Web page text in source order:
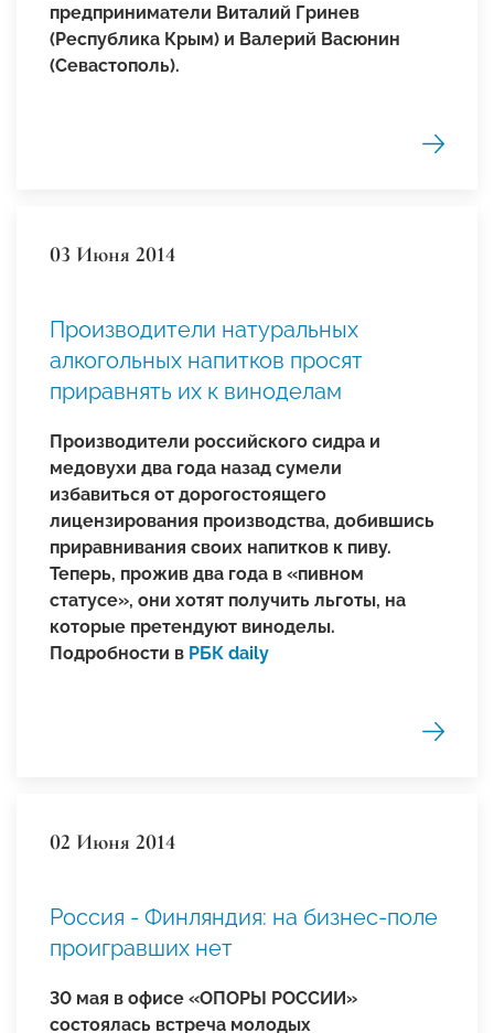
предприниматели Виталий Гринев
(Республика Крым) и Валерий Васюнин
(Севастополь).
03 Июня 2014
Производители натуральных
алкогольных напитков просят
приравнять их к виноделам
Производители российского сидра и
медовухи два года назад сумели
избавиться от дорогостоящего
лицензирования производства, добившись
приравнивания своих напитков к пиву.
Теперь, прожив два года в «пивном
статусе», они хотят получить льготы, на
которые претендуют виноделы.
Подробности в РБК daily
02 Июня 2014
Россия - Финляндия: на бизнес-поле
проигравших нет
30 мая в офисе «ОПОРЫ РОССИИ»
состоялась встреча молодых